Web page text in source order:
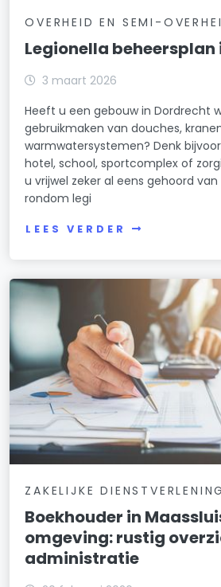
OVERHEID EN SEMI-
Legionella
3 maart 2026
Heeft u een gebouw in Dordrecht
gebruikmaken van douches,
warmwatersystemen? Denk
hotel, school, sportcomplex of
u vrijwel zeker al eens gehoord
rondom legi
LEES VERDER
ZAKELIJKE DIENSTVERLENING
Boekhouder in
omgeving: rustig
administratie